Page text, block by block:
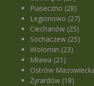
Piaseczno (28)
Legionowo (27)
Ciechanów (25)
Sochaczew (25)
Wołomin (23)
Mława (21)
Ostrów
Żyrardów (18)